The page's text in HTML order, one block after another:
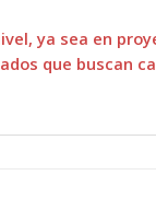
ya sea en
que buscan